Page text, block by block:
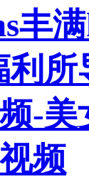
丰
利所
-
频